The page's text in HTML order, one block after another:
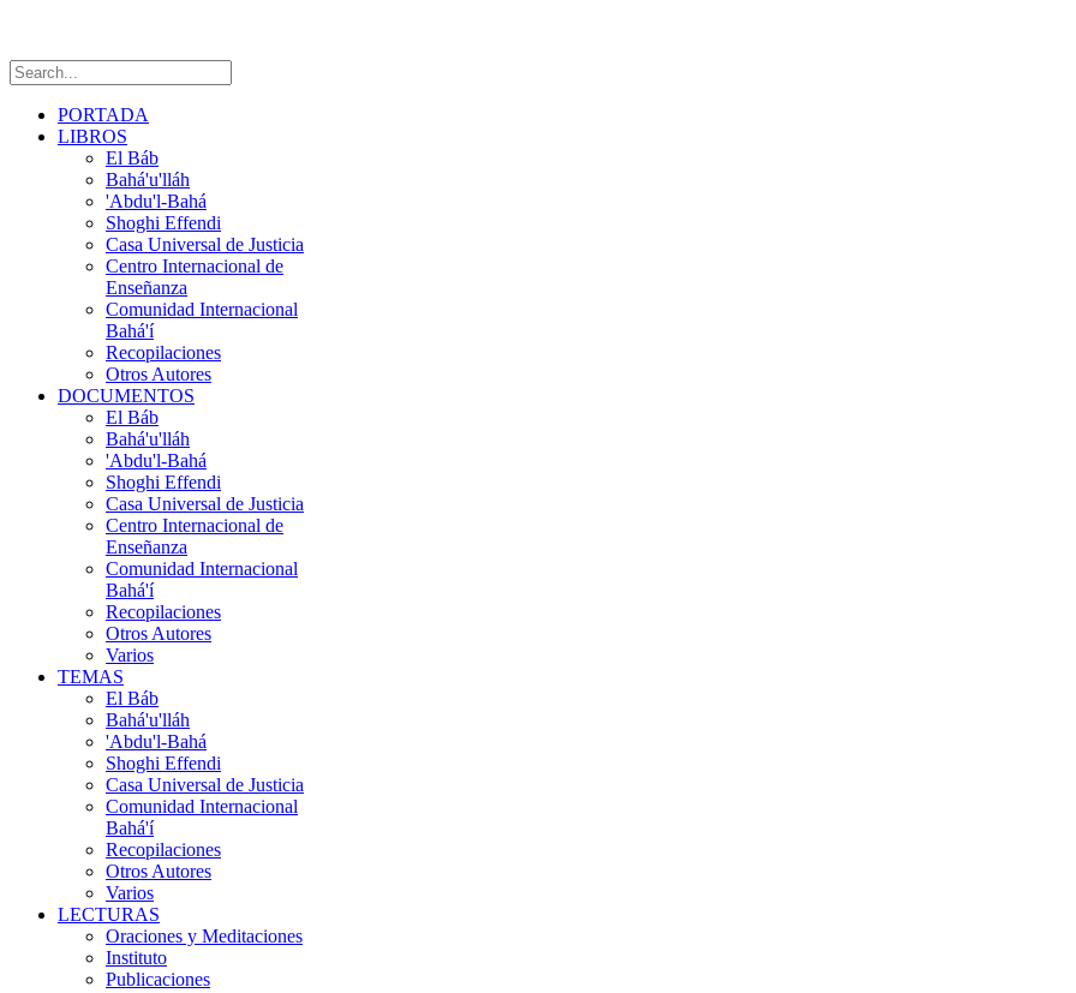
PORTADA
LIBROS
El Báb
Bahá'u'lláh
'Abdu'l-Bahá
Shoghi Effendi
Casa Universal de Justicia
Centro Internacional de
Enseñanza
Comunidad Internacional
Bahá'í
Recopilaciones
Otros Autores
DOCUMENTOS
El Báb
Bahá'u'lláh
'Abdu'l-Bahá
Shoghi Effendi
Casa Universal de Justicia
Centro Internacional de
Enseñanza
Comunidad Internacional
Bahá'í
Recopilaciones
Otros Autores
Varios
TEMAS
El Báb
Bahá'u'lláh
'Abdu'l-Bahá
Shoghi Effendi
Casa Universal de Justicia
Comunidad Internacional
Bahá'í
Recopilaciones
Otros Autores
Varios
LECTURAS
Oraciones y Meditaciones
Instituto
Publicaciones